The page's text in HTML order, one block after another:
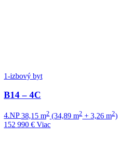
1-izbový byt
B14 – 4C
4.NP 38,15 m2 (34,89 m2 + 3,26 m2)
152 990 € Viac